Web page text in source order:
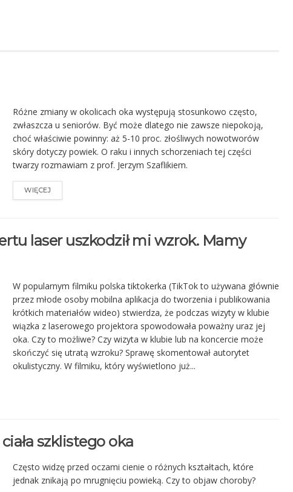
Różne zmiany w okolicach oka występują stosunkowo często,
zwłaszcza u seniorów. Być może dlatego nie zawsze niepokoją,
choć właściwie powinny: aż 5-10 proc. złośliwych nowotworów
skóry dotyczy powiek. O raku i innych schorzeniach tej części
twarzy rozmawiam z prof. Jerzym Szaflikiem.
WIĘCEJ
laser uszkodził mi wzrok. Mamy
W popularnym filmiku polska tiktokerka (TikTok to używana głównie
przez młode osoby mobilna aplikacja do tworzenia i publikowania
krótkich materiałów wideo) stwierdza, że podczas wizyty w klubie
wiązka z laserowego projektora spowodowała poważny uraz jej
oka. Czy to możliwe? Czy wizyta w klubie lub na koncercie może
skończyć się utratą wzroku? Sprawę skomentował autorytet
okulistyczny. W filmiku, który wyświetlono już...
szklistego oka
Często widzę przed oczami cienie o różnych kształtach, które
jednak znikają po mrugnięciu powieką. Czy to objaw choroby?